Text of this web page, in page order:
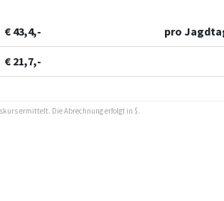
€ 43,4,- pro
€ 21,7,-
ermittelt. Die Abrechnung erfolgt in $.